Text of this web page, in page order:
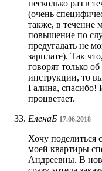
несколько раз в
(очень
также, в течение
повышение по
предугадать не
зарплате). Так
говорят только
инструкции, то
Галина, спасибо!
процветает.
ЕленаБ 17.06.2018
Хочу поделиться
моей квартиры
Андреевны. В